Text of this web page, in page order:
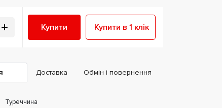
Купити Купити в 1 клік
Доставка Обмін і повернення
Туреччина